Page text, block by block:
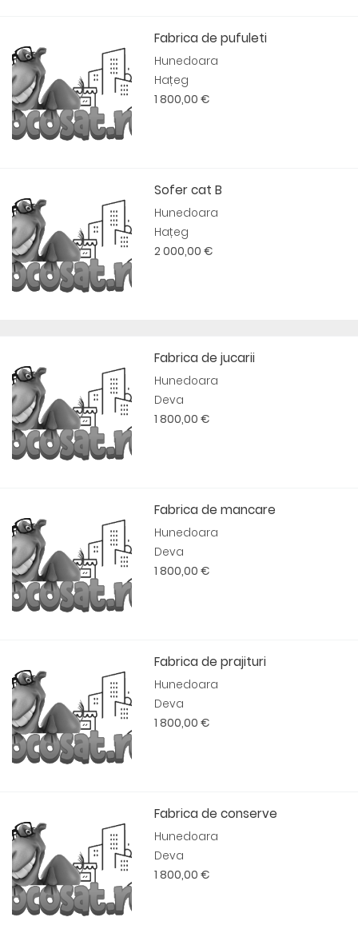
Fabrica de pufuleti
Hunedoara
Hațeg
1 800,00 €
Sofer cat B
Hunedoara
Hațeg
2 000,00 €
Fabrica de jucarii
Hunedoara
Deva
1 800,00 €
Fabrica de mancare
Hunedoara
Deva
1 800,00 €
Fabrica de prajituri
Hunedoara
Deva
1 800,00 €
Fabrica de conserve
Hunedoara
Deva
1 800,00 €